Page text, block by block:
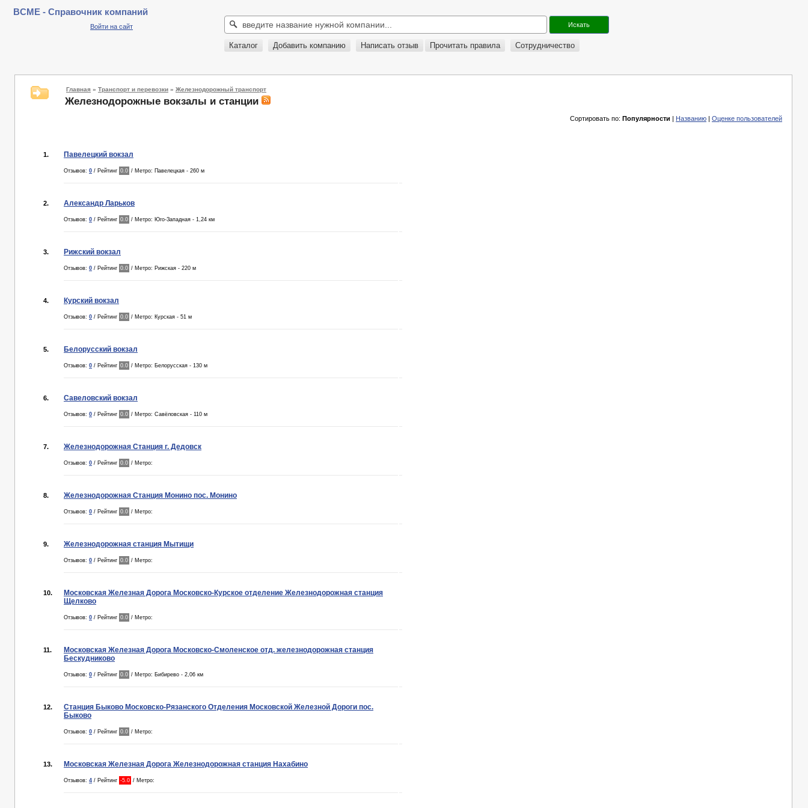
BCME - Справочник компаний
Войти на сайт
Каталог Добавить компанию Написать отзыв Прочитать правила Сотрудничество
Главная » Транспорт и перевозки » Железнодорожный транспорт
Железнодорожные вокзалы и станции
Сортировать по: Популярности | Названию | Оценке пользователей
1. Павелецкий вокзал
Отзывов: 0 / Рейтинг 0.0 / Метро: Павелецкая - 260 м
2. Александр Ларьков
Отзывов: 0 / Рейтинг 0.0 / Метро: Юго-Западная - 1,24 км
3. Рижский вокзал
Отзывов: 0 / Рейтинг 0.0 / Метро: Рижская - 220 м
4. Курский вокзал
Отзывов: 0 / Рейтинг 0.0 / Метро: Курская - 51 м
5. Белорусский вокзал
Отзывов: 0 / Рейтинг 0.0 / Метро: Белорусская - 130 м
6. Савеловский вокзал
Отзывов: 0 / Рейтинг 0.0 / Метро: Савёловская - 110 м
7. Железнодорожная Станция г. Дедовск
Отзывов: 0 / Рейтинг 0.0 / Метро:
8. Железнодорожная Станция Монино пос. Монино
Отзывов: 0 / Рейтинг 0.0 / Метро:
9. Железнодорожная станция Мытищи
Отзывов: 0 / Рейтинг 0.0 / Метро:
10.
Московская Железная Дорога Московско-Курское отделение Железнодорожная станция
Щелково
Отзывов: 0 / Рейтинг 0.0 / Метро:
11.
Московская Железная Дорога Московско-Смоленское отд. железнодорожная станция
Бескудниково
Отзывов: 0 / Рейтинг 0.0 / Метро: Бибирево - 2,06 км
12.
Станция Быково Московско-Рязанского Отделения Московской Железной Дороги пос.
Быково
Отзывов: 0 / Рейтинг 0.0 / Метро:
13. Московская Железная Дорога Железнодорожная станция Нахабино
Отзывов: 4 / Рейтинг -5.0 / Метро: